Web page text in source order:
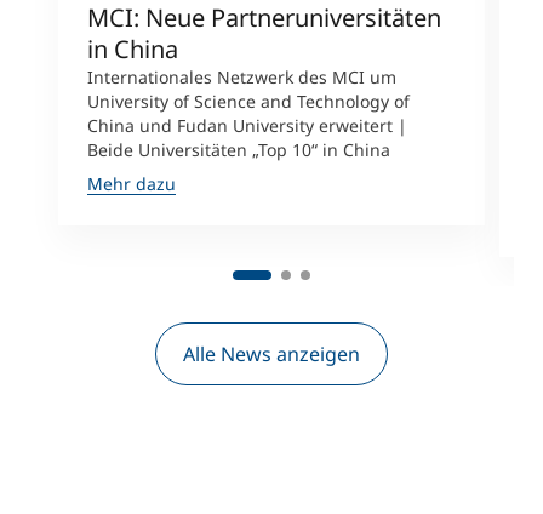
MCI: Neue Partneruniversitäten
in China
Internationales Netzwerk des MCI um
University of Science and Technology of
China und Fudan University erweitert |
Beide Universitäten „Top 10“ in China
Mehr dazu
Alle News anzeigen